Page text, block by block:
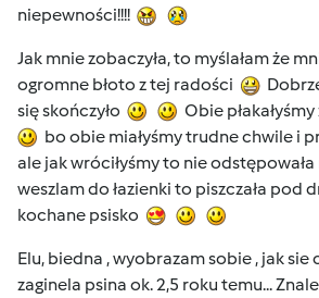
niepewności!!!!
Jak mnie zobaczyła, to myślałam że
ogromne błoto z tej radości
się skończyło
Obie
bo obie miałyśmy trudne chwile i
ale jak wróciłyśmy to nie odstępowała
weszlam do łazienki to piszczała pod
kochane psisko
Elu, biedna , wyobrazam sobie , jak sie
zaginela psina ok. 2,5 roku temu...